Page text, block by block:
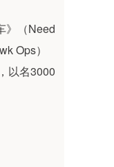
》（Need
Ops）
以名3000